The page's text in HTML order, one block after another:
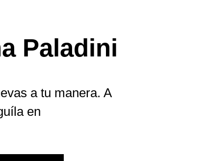
Paladini
a tu manera. A
en